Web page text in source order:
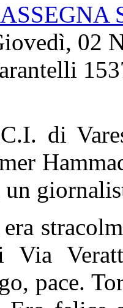
02
di
Via
pace.